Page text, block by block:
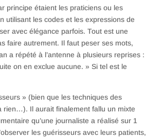
principe étaient les praticiens ou les
utilisant les codes et les expressions de
avec élégance parfois. Tout est une
faire autrement. Il faut peser ses mots,
a répété à l’antenne à plusieurs reprises :
on en exclue aucune. » Si tel est le
» (bien que les techniques des
rien…). Il aurait finalement fallu un mixte
qu’une journaliste a réalisé sur 1
les guérisseurs avec leurs patients,